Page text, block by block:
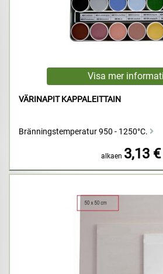
VÄRINAPIT KAPPALEITTAIN
Bränningstemperatur 950 - 1250°C.
alkaen 3,13 €